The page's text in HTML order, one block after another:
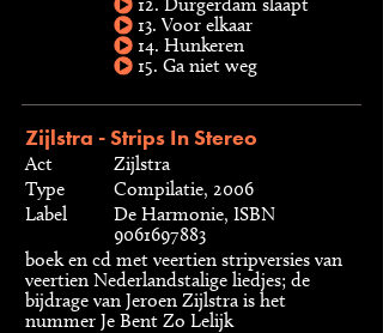
13. Voor elkaar
14. Hunkeren
15. Ga niet weg
Zijlstra - Strips In Stereo
Act
Zijlstra
Type
Compilatie, 2006
Label
De Harmonie, ISBN
9061697883
boek en cd met veertien stripversies van
veertien Nederlandstalige liedjes; de
bijdrage van Jeroen Zijlstra is het
nummer Je Bent Zo Lelijk